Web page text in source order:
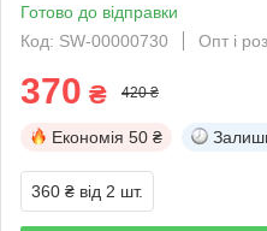
Готово до відправки
Код: SW-00000730
Опт і
370 ₴ 420 ₴
Економія 50 ₴
360 ₴ від 2 шт.